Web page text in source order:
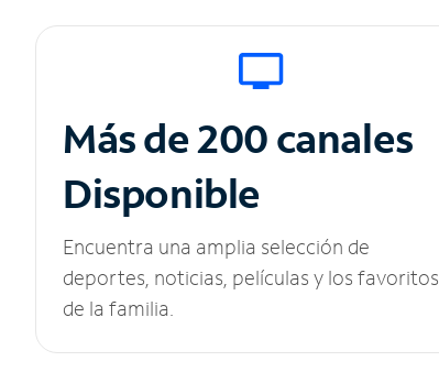
Más de 200 canales
Disponible
Encuentra una amplia selección de
deportes, noticias, películas y los favoritos
de la familia.